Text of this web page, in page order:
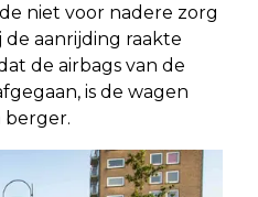
niet voor nadere zorg
de aanrijding raakte
de airbags van de
is de wagen
berger.